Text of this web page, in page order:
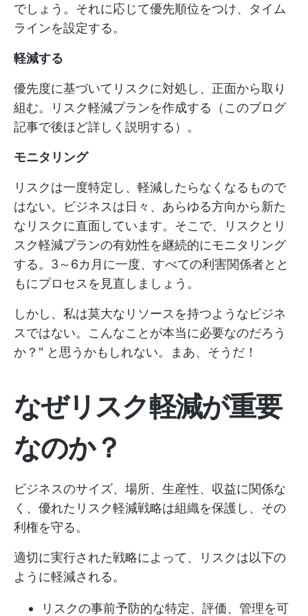
でしょう。それに応じて優先順位をつけ、タイム
ラインを設定する。
軽減する
優先度に基づいてリスクに対処し、正面から取り
組む。リスク軽減プランを作成する（このブログ
記事で後ほど詳しく説明する）。
モニタリング
リスクは一度特定し、軽減したらなくなるもので
はない。ビジネスは日々、あらゆる方向から新た
なリスクに直面しています。そこで、リスクとリ
スク軽減プランの有効性を継続的にモニタリング
する。3～6カ月に一度、すべての利害関係者とと
もにプロセスを見直しましょう。
しかし、私は莫大なリソースを持つようなビジネ
スではない。こんなことが本当に必要なのだろう
か？" と思うかもしれない。まあ、そうだ！
なぜリスク軽減が重要
なのか？
ビジネスのサイズ、場所、生産性、収益に関係な
く、優れたリスク軽減戦略は組織を保護し、その
利権を守る。
適切に実行された戦略によって、リスクは以下の
ように軽減される。
リスクの事前予防的な特定、評価、管理を可